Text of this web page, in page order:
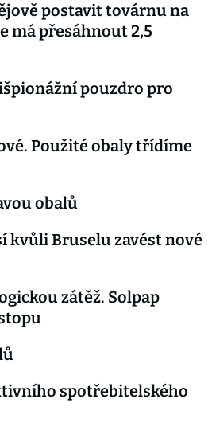
postavit továrnu na
má přesáhnout 2,5
pouzdro pro
Použité obaly třídíme
obalů
kvůli Bruselu zavést nové
zátěž. Solpap
spotřebitelského